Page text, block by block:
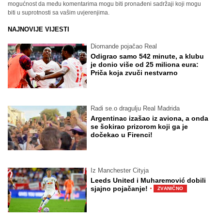
mogućnost da među komentarima mogu biti pronađeni sadržaji koji mogu
biti u suprotnosti sa vašim uvjerenjima.
NAJNOVIJE VIJESTI
Diomande pojačao Real
Odigrao samo 542 minute, a klubu
je donio više od 25 miliona eura:
Priča koja zvuči nestvarno
Radi se.o dragulju Real Madrida
Argentinac izašao iz aviona, a onda
se šokirao prizorom koji ga je
dočekao u Firenci!
Iz Manchester Cityja
Leeds United i Muharemović dobili
sjajno pojačanje! · ZVANIČNO